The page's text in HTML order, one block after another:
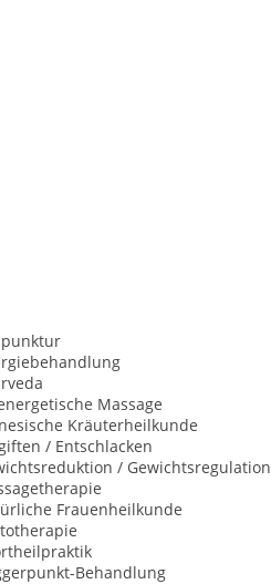
Massage
Kräuterheilkunde
/ Entschlacken
/ Gewichtsregulation
Frauenheilkunde
Behandlung